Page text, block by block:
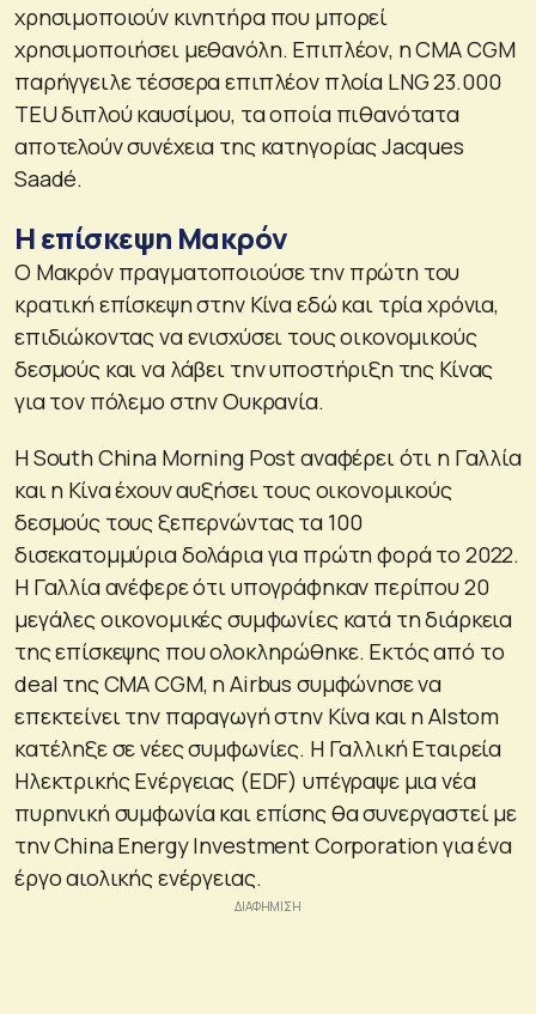
χρησιμοποιούν κινητήρα που μπορεί
χρησιμοποιήσει μεθανόλη. Επιπλέον, η CMA CGM
παρήγγειλε τέσσερα επιπλέον πλοία LNG 23.000
TEU διπλού καυσίμου, τα οποία πιθανότατα
αποτελούν συνέχεια της κατηγορίας Jacques
Saadé.
Η επίσκεψη Μακρόν
Ο Μακρόν πραγματοποιούσε την πρώτη του
κρατική επίσκεψη στην Κίνα εδώ και τρία χρόνια,
επιδιώκοντας να ενισχύσει τους οικονομικούς
δεσμούς και να λάβει την υποστήριξη της Κίνας
για τον πόλεμο στην Ουκρανία.
Η South China Morning Post αναφέρει ότι η Γαλλία
και η Κίνα έχουν αυξήσει τους οικονομικούς
δεσμούς τους ξεπερνώντας τα 100
δισεκατομμύρια δολάρια για πρώτη φορά το 2022.
Η Γαλλία ανέφερε ότι υπογράφηκαν περίπου 20
μεγάλες οικονομικές συμφωνίες κατά τη διάρκεια
της επίσκεψης που ολοκληρώθηκε. Εκτός από το
deal της CMA CGM, η Airbus συμφώνησε να
επεκτείνει την παραγωγή στην Κίνα και η Alstom
κατέληξε σε νέες συμφωνίες. Η Γαλλική Εταιρεία
Ηλεκτρικής Ενέργειας (EDF) υπέγραψε μια νέα
πυρηνική συμφωνία και επίσης θα συνεργαστεί με
την China Energy Investment Corporation για ένα
έργο αιολικής ενέργειας.